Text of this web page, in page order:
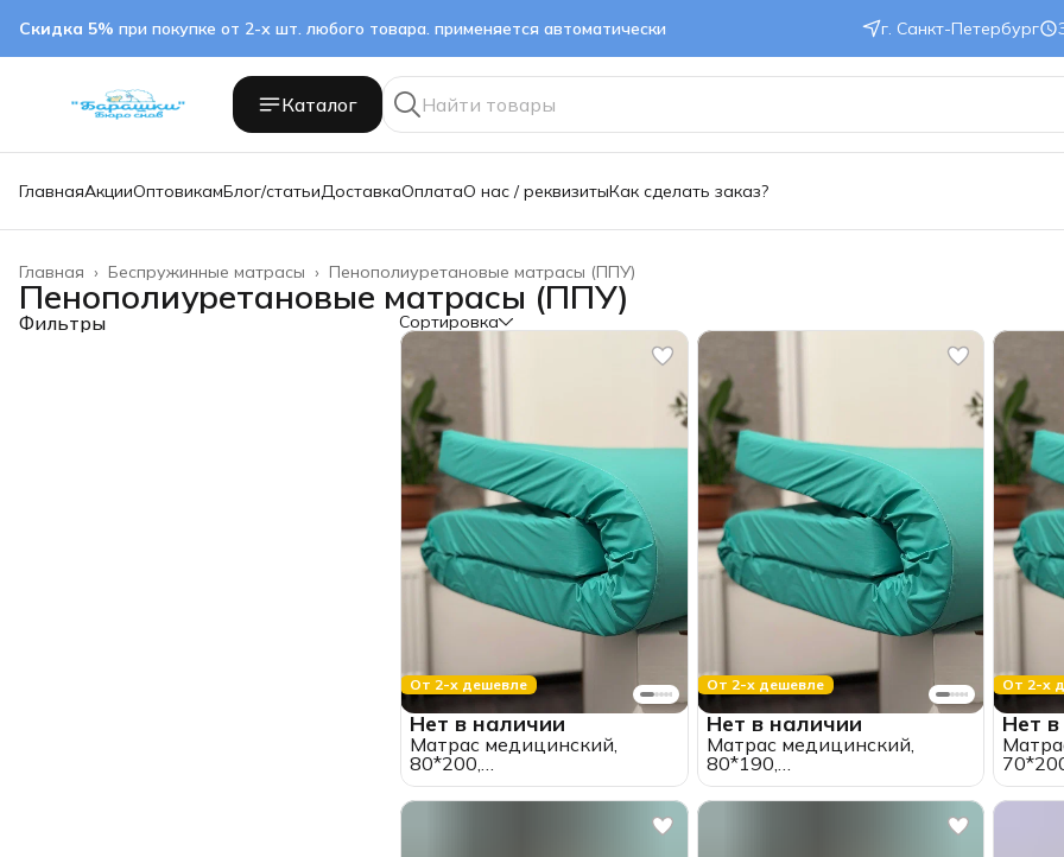
Скидка 5% при покупке от 2-х шт. любого товара. применяется автоматически г. Санкт-Петербург
Каталог
ГлавнаяАкцииОптовикамБлог/статьиДоставкаОплатаО нас / реквизитыКак сделать заказ?
Пенополиуретановые матрасы (ППУ)
Беспружинные матрасы ›
Главная ›
Пенополиуретановые матрасы (ППУ)
Фильтры Сортировка
От 2-х дешевле
Нет в наличии
Матрас медицинский,
80*200,
пенополиуретановый,
водонепроницаемый, ткань
От 2-х дешевле
Нет в наличии
Матрас медицинский,
80*190,
пенополиуретановый,
водонепроницаемый, ткань
От 2-х
Нет